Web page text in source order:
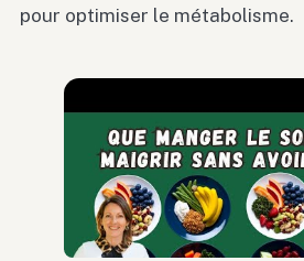
pour optimiser le métabolisme.